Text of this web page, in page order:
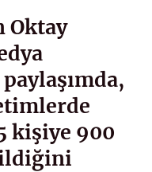
Oktay
kişiye 900